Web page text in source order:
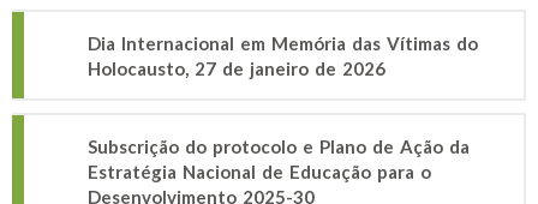
Dia Internacional em Memória das Vítimas do
Holocausto, 27 de janeiro de 2026
Subscrição do protocolo e Plano de Ação da
Estratégia Nacional de Educação para o
Desenvolvimento 2025-30